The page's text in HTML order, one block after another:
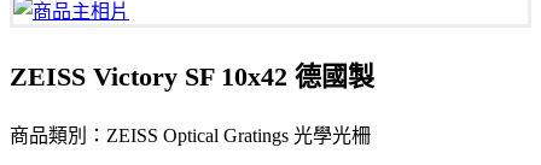
ZEISS Victory SF 10x42 德國製
商品類別：ZEISS Optical Gratings 光學光柵